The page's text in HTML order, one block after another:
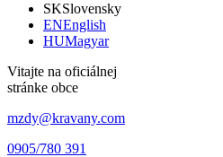
SKSlovensky
ENEnglish
HUMagyar
Vitajte na oficiálnej
stránke obce
mzdy@kravany.com
0905/780 391